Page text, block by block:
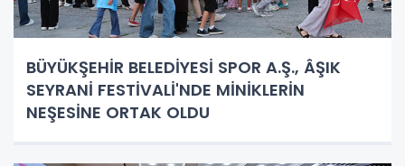
BÜYÜKŞEHİR BELEDİYESİ SPOR A.Ş., ÂŞIK
SEYRANİ FESTİVALİ'NDE MİNİKLERİN
NEŞESİNE ORTAK OLDU